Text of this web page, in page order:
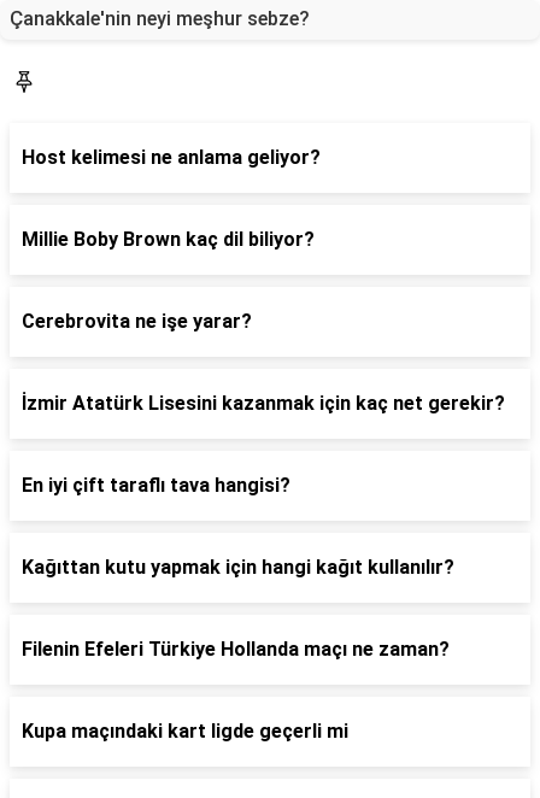
Çanakkale'nin neyi meşhur sebze?
Host kelimesi ne anlama geliyor?
Millie Boby Brown kaç dil biliyor?
Cerebrovita ne işe yarar?
İzmir Atatürk Lisesini kazanmak için kaç net gerekir?
En iyi çift taraflı tava hangisi?
Kağıttan kutu yapmak için hangi kağıt kullanılır?
Filenin Efeleri Türkiye Hollanda maçı ne zaman?
Kupa maçındaki kart ligde geçerli mi